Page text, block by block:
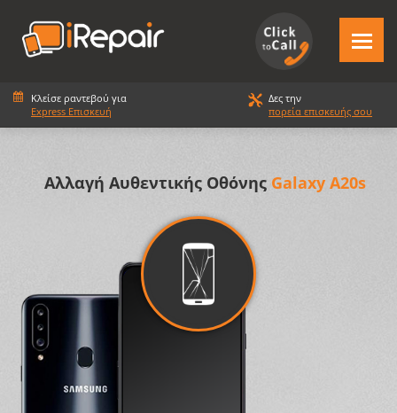
Κλείσε ραντεβού για
Express Επισκευή
Δες την
πορεία επισκευής σου
Αλλαγή Αυθεντικής Οθόνης Galaxy A20s